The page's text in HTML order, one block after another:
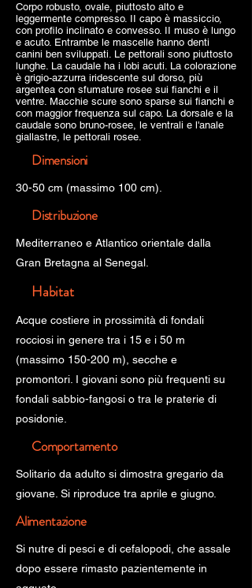
Corpo robusto, ovale, piuttosto alto e
leggermente compresso. II capo è massiccio,
con profilo inclinato e convesso. II muso è lungo
e acuto. Entrambe le mascelle hanno denti
canini ben sviluppati. Le pettorali sono piuttosto
lunghe. La caudale ha i lobi acuti. La colorazione
è grigio-azzurra iridescente sul dorso, più
argentea con sfumature rosee sui fianchi e il
ventre. Macchie scure sono sparse sui fianchi e
con maggior frequenza sul capo. La dorsale e la
caudale sono bruno-rosee, le ventrali e l'anale
giallastre, le pettorali rosee.
Dimensioni
30-50 cm (massimo 100 cm).
Distribuzione
Mediterraneo e Atlantico orientale dalla
Gran Bretagna al Senegal.
Habitat
Acque costiere in prossimità di fondali
rocciosi in genere tra i 15 e i 50 m
(massimo 150-200 m), secche e
promontori. I giovani sono più frequenti su
fondali sabbio-fangosi o tra le praterie di
posidonie.
Comportamento
Solitario da adulto si dimostra gregario da
giovane. Si riproduce tra aprile e giugno.
Alimentazione
Si nutre di pesci e di cefalopodi, che assale
dopo essere rimasto pazientemente in